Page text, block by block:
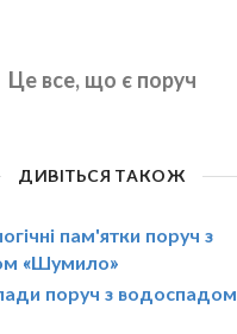
Це все, що є поруч
ДИВІТЬСЯ ТАКОЖ
пам'ятки поруч з
«Шумило»
поруч з водоспадом